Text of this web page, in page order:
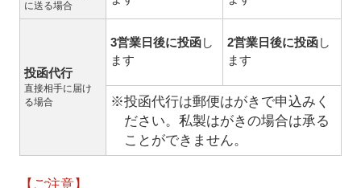
に送る場合
投函代行
直接相手に届け
る場合
3営業日後に投函し
ます
2営業日後に投函し
ます
※投函代行は郵便はがきで申込みく
ださい。私製はがきの場合は承る
ことができません。
【ご注意】